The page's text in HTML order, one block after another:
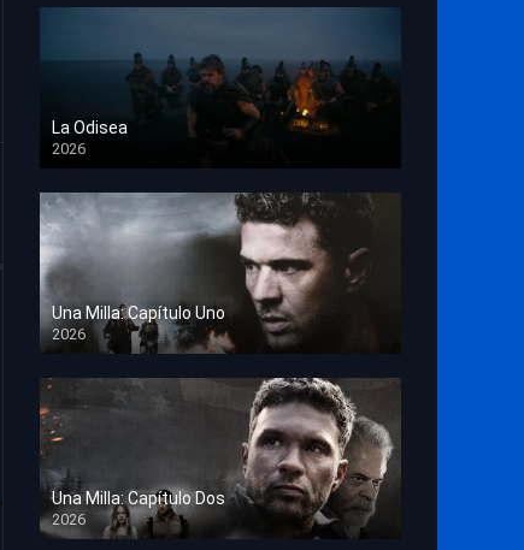
La Odisea
2026
TS Screener
Una Milla: Capítulo Uno
2026
HD 1080p
Una Milla: Capítulo Dos
2026
HD 1080p